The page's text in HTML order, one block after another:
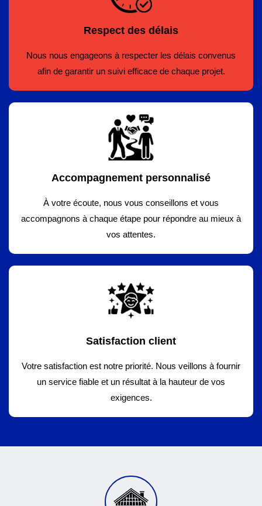
Respect des délais
Nous nous engageons à respecter les délais convenus
afin de garantir un suivi efficace de chaque projet.
Accompagnement personnalisé
À votre écoute, nous vous conseillons et vous
accompagnons à chaque étape pour répondre au mieux à
vos attentes.
Satisfaction client
Votre satisfaction est notre priorité. Nous veillons à fournir
un service fiable et un résultat à la hauteur de vos
exigences.